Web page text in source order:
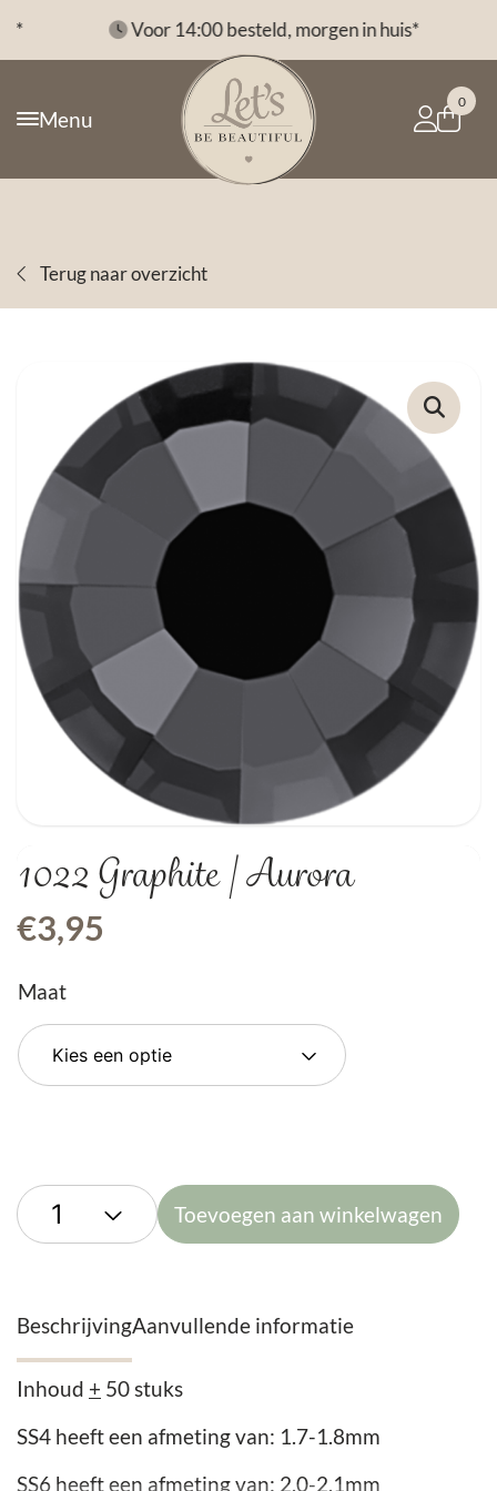
Voor 14:00 besteld, morgen in huis*
Menu
0
Terug naar overzicht
1022 Graphite | Aurora
€3,95
Maat
Toevoegen aan winkelwagen
BeschrijvingAanvullende informatie
Inhoud + 50 stuks
SS4 heeft een afmeting van: 1.7-1.8mm
SS6 heeft een afmeting van: 2.0-2.1mm